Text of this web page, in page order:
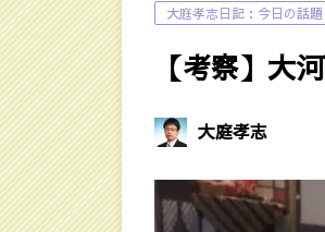
大庭孝志日記：今日の話題
【考察】大
大庭孝志